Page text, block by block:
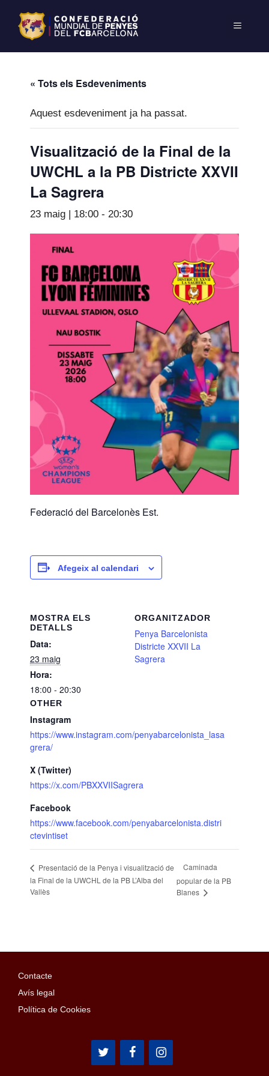
« Tots els Esdeveniments
Aquest esdeveniment ja ha passat.
Visualització de la Final de la
UWCHL a la PB Districte XXVII
La Sagrera
23 maig | 18:00 - 20:30
Federació del Barcelonès Est.
Afegeix al calendari
MOSTRA ELS
DETALLS
Data:
23 maig
Hora:
18:00 - 20:30
ORGANITZADOR
Penya Barcelonista
Districte XXVII La
Sagrera
OTHER
Instagram
https://www.instagram.com/penyabarcelonista_lasa
grera/
X (Twitter)
https://x.com/PBXXVIISagrera
Facebook
https://www.facebook.com/penyabarcelonista.distri
ctevintiset
Presentació de la Penya i visualització de
la Final de la UWCHL de la PB L’Alba del
Vallès
Caminada
popular de la PB
Blanes
Contacte
Avís legal
Política de Cookies